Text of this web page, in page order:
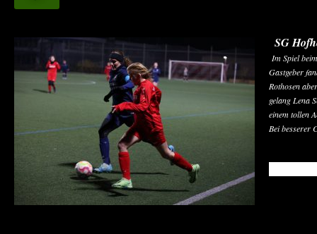
SG
Im Spiel
Gastgeber
Rothosen
gelang Lena
einem tollen
Bei besserer